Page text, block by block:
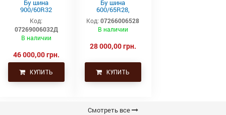
Бу шина
900/60R32
(35.5р32)
Continental SVT
Код:
07269006032Д
В наличии
46 000,00 грн.
КУПИТЬ
Бу шина
600/65R28,
600/65р28,
600х65х28
Uniglory (Униглори)
Код: 07266006528
В наличии
28 000,00 грн.
КУПИТЬ
Смотреть все